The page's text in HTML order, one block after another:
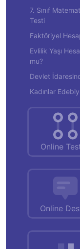
7. Sınıf
Testi
Faktöriyel
Evlilik Yaşı
mu?
Devlet
Kadınlar
Online
Online